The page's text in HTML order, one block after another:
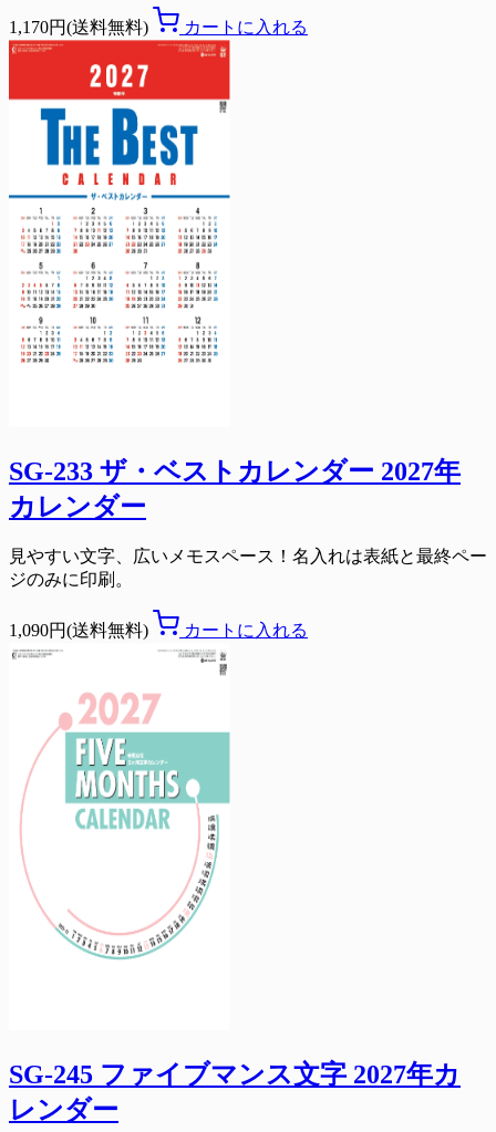
1,170円(送料無料) カートに入れる
SG-233 ザ・ベストカレンダー 2027年
カレンダー
見やすい文字、広いメモスペース！名入れは表紙と最終ペー
ジのみに印刷。
1,090円(送料無料) カートに入れる
SG-245 ファイブマンス文字 2027年カ
レンダー